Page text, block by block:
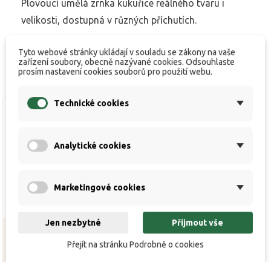
Plovoucí umělá zrnka kukuřice reálného tvaru i
velikosti, dostupná v různých příchutích.
Tyto webové stránky ukládají v souladu se zákony na vaše
zařízení soubory, obecně nazývané cookies. Odsouhlaste
prosím nastavení cookies souborů pro použití webu.
Technické cookies
Analytické cookies
Marketingové cookies
Jen nezbytné Přijmout vše
Přejít na stránku Podrobně o cookies